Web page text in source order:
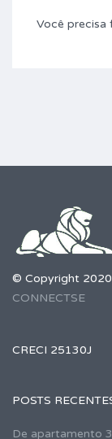
Você precisa
© Copyright 2020
CONNECTSE
CRECI 25130J
POSTS
De apartamento